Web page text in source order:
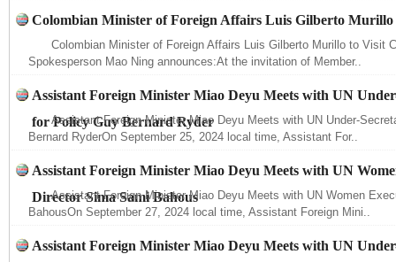
Colombian Minister of Foreign Affairs Luis Gilberto
Colombian Minister of Foreign Affairs Luis Gilberto Murillo to Visit
Spokesperson Mao Ning announces:At the invitation of Member..
Assistant Foreign Minister Miao Deyu Meets with UN
for Policy Guy Bernard Ryder
Assistant Foreign Minister Miao Deyu Meets with UN Under-
Bernard RyderOn September 25, 2024 local time, Assistant For..
Assistant Foreign Minister Miao Deyu Meets with UN
Director Sima Sami Bahous
Assistant Foreign Minister Miao Deyu Meets with UN Women
BahousOn September 27, 2024 local time, Assistant Foreign Mini..
Assistant Foreign Minister Miao Deyu Meets with UN